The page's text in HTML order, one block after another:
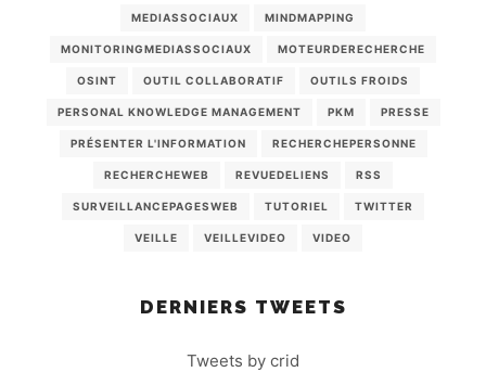
MEDIASSOCIAUX MINDMAPPING
MONITORINGMEDIASSOCIAUX MOTEURDERECHERCHE
OSINT OUTIL COLLABORATIF OUTILS FROIDS
PERSONAL KNOWLEDGE MANAGEMENT PKM PRESSE
PRÉSENTER L'INFORMATION RECHERCHEPERSONNE
RECHERCHEWEB REVUEDELIENS RSS
SURVEILLANCEPAGESWEB TUTORIEL TWITTER
VEILLE VEILLEVIDEO VIDEO
DERNIERS TWEETS
Tweets by crid